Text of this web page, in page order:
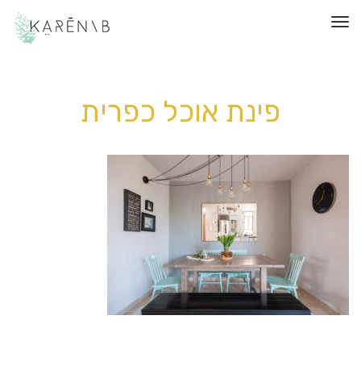
תפריט
פינת אוכל כפרית